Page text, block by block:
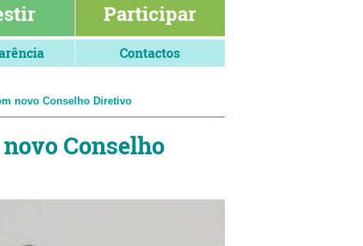
Participar
Contactos
novo Conselho Diretivo
Conselho